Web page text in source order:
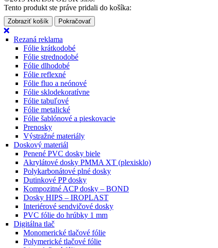
Tento produkt ste práve pridali do košíka:
Zobraziť košík Pokračovať
Rezaná reklama
Fólie krátkodobé
Fólie strednodobé
Fólie dlhodobé
Fólie reflexné
Fólie fluo a neónové
Fólie sklodekoratívne
Fólie tabuľové
Fólie metalické
Fólie šablónové a pieskovacie
Prenosky
Výstražné materiály
Doskový materiál
Penené PVC dosky biele
Akrylátové dosky PMMA XT (plexisklo)
Polykarbonátové plné dosky
Dutinkové PP dosky
Kompozitné ACP dosky – BOND
Dosky HIPS – IROPLAST
Interiérové sendvičové dosky
PVC fólie do hrúbky 1 mm
Digitálna tlač
Monomerické tlačové fólie
Polymerické tlačové fólie